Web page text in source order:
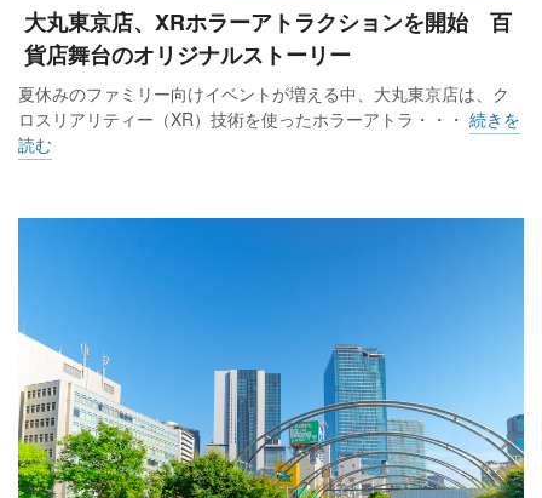
大丸東京店、XRホラーアトラクションを開始 百
貨店舞台のオリジナルストーリー
夏休みのファミリー向けイベントが増える中、大丸東京店は、ク
ロスリアリティー（XR）技術を使ったホラーアトラ・・・ 続きを
読む